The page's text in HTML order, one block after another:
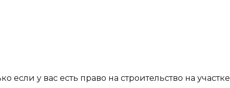
у вас есть право на строительство на участке